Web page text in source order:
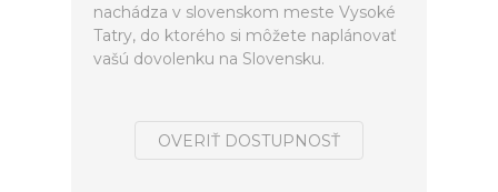
nachádza v slovenskom meste Vysoké
Tatry, do ktorého si môžete naplánovať
vašú dovolenku na Slovensku.
OVERIŤ DOSTUPNOSŤ